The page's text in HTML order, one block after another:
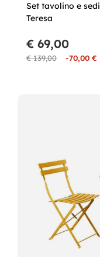
Set tavolino e
Teresa
€ 139,00 -70,00 €
€ 69,00